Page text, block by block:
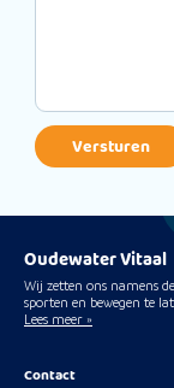
Oudewater Vitaal
Wij zetten ons namens
sporten en bewegen te
Lees meer »
Contact